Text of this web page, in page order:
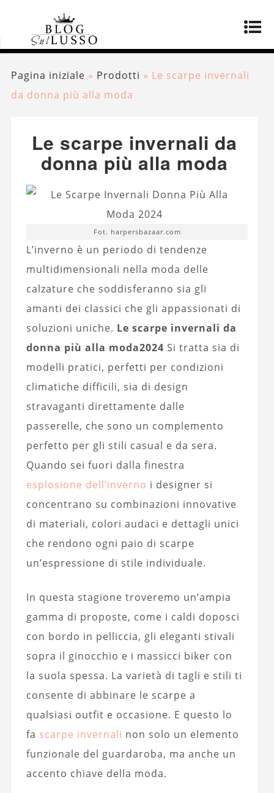
Pagina iniziale » Prodotti » Le scarpe invernali
da donna più alla moda
Le scarpe invernali da
donna più alla moda
Fot. harpersbazaar.com
L’inverno è un periodo di tendenze
multidimensionali nella moda delle
calzature che soddisferanno sia gli
amanti dei classici che gli appassionati di
soluzioni uniche. Le scarpe invernali da
donna più alla moda2024 Si tratta sia di
modelli pratici, perfetti per condizioni
climatiche difficili, sia di design
stravaganti direttamente dalle
passerelle, che sono un complemento
perfetto per gli stili casual e da sera.
Quando sei fuori dalla finestra
esplosione dell’inverno i designer si
concentrano su combinazioni innovative
di materiali, colori audaci e dettagli unici
che rendono ogni paio di scarpe
un’espressione di stile individuale.
In questa stagione troveremo un’ampia
gamma di proposte, come i caldi doposci
con bordo in pelliccia, gli eleganti stivali
sopra il ginocchio e i massicci biker con
la suola spessa. La varietà di tagli e stili ti
consente di abbinare le scarpe a
qualsiasi outfit e occasione. E questo lo
fa scarpe invernali non solo un elemento
funzionale del guardaroba, ma anche un
accento chiave della moda.